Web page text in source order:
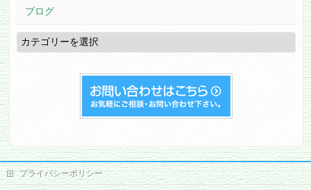
ブログ
ブ
ロ
グ
プライバシーポリシー